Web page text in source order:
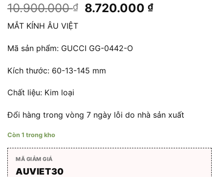
10.900.000₫
Giá
10.900.000 ₫.
8.720.000₫Giá
MẮT KÍNH ÂU VIỆT
Mã sản phẩm: GUCCI GG-0442-O
Kích thước: 60-13-145 mm
Chất liệu: Kim loại
Đổi hàng trong vòng 7 ngày lỗi do nhà sản xuất
Còn 1 trong kho
MÃ GIẢM GIÁ
AUVIET30